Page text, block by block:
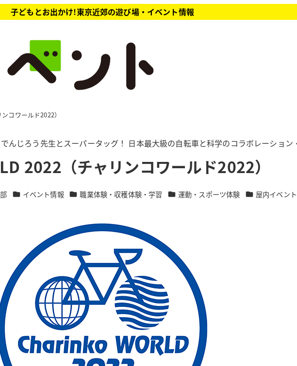
子どもとお出かけ!東京近郊の遊び場・イベント情報
コワールド2022）
んじろう先生とスーパータッグ！ 日本最大級の自転車と科学のコラボレーション
2022（チャリンコワールド2022）
カテゴリー
イベント情報 カテゴリー
職業体験・収穫体験・学習 カテゴリー
運動・スポーツ体験 カテゴリー
屋内イベント